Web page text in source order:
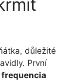
důležité
První
frequencia